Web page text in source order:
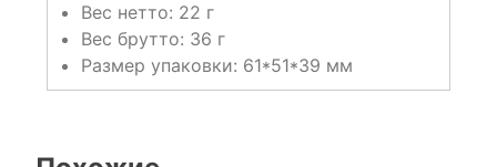
Вес нетто: 22 г
Вес брутто: 36 г
Размер упаковки: 61*51*39 мм